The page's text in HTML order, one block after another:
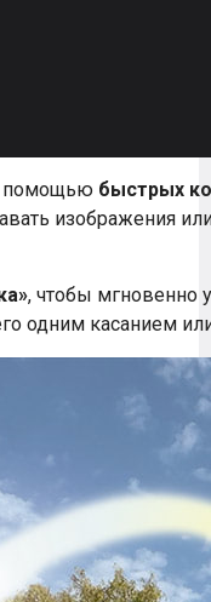
помощью быстрых
изображения
, чтобы мгновенно
одним касанием